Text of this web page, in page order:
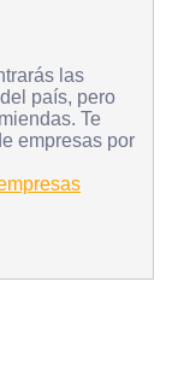
las
país, pero
Te
empresas por